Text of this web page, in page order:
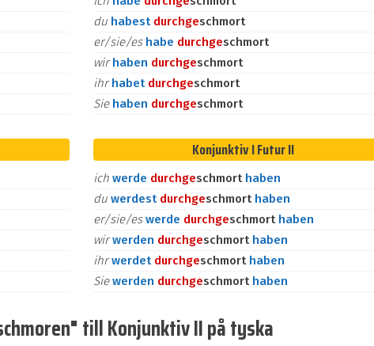
du habest durchgeschmort
er/sie/es habe durchgeschmort
wirhaben durchgeschmort
ihrhabet durchgeschmort
Sie haben durchgeschmort
Konjunktiv I Futur II
ich werde durchgeschmort haben
du werdest durchgeschmort haben
er/sie/eswerde durchgeschmort haben
wirwerden durchgeschmort haben
ihrwerdet durchgeschmort haben
Siewerden durchgeschmort haben
till Konjunktiv II på tyska